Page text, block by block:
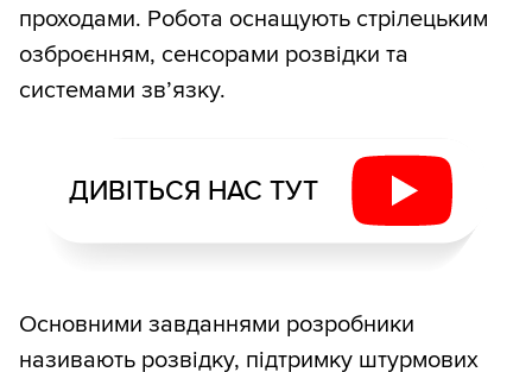
проходами. Робота оснащують стрілецьким
озброєнням, сенсорами розвідки та
системами зв’язку.
ДИВІТЬСЯ НАС ТУТ
Основними завданнями розробники
називають розвідку, підтримку штурмових